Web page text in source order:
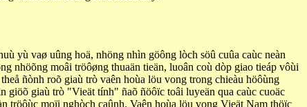
yù vaø uûng hoä, nhöng nhìn göông lòch söû cuûa caùc neàn
nhöõng moâi tröôøng thuaän tieän, luoân coù dòp giao tieáp vôùi
ñònh roõ giaù trò vaên hoùa löu vong trong chieàu höôùng
giöõ giaù trò "Vieät tính" ñaõ ñöôïc toâi luyeän qua caùc cuoäc
tröôùc moïi nghòch caûnh. Vaên hoùa löu vong Vieät Nam thöïc